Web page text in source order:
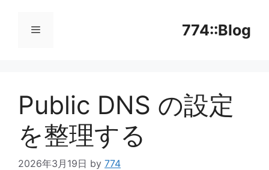
774::Blog
ニ
ュ
Public DNS の設定
を整理する
2026年3月19日 by 774